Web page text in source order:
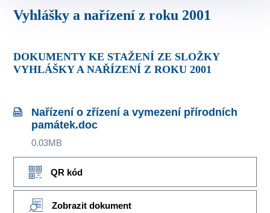
vyřídit Potřebuji zaplatit
Vyhlášky a nařízení z roku 2001
DOKUMENTY KE STAŽENÍ ZE SLOŽKY
VYHLÁŠKY A NAŘÍZENÍ Z ROKU 2001
Nařízení o zřízení a vymezení přírodních
památek.doc
0.03MB
QR kód
Zobrazit dokument